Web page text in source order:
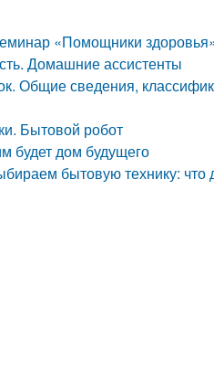
«Помощники
Домашние ассистенты
Общие сведения,
Бытовой робот
будет дом будущего
бытовую технику: что